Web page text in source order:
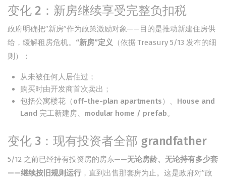
变化 2：新房继续享受完整负扣税
政府明确把”新房”作为政策激励对象——目的是推动新建住房供
给，缓解租房危机。 “新房”定义 （依据 Treasury 5/13 发布的细
则）：
从未被任何人居住过；
购买时由开发商首次卖出；
包括公寓楼花（off-the-plan apartments）、House and
Land 完工新建房、modular home / prefab。
变化 3：现有投资者全部 grandfather
5/12 之前已经持有投资房的房东——无论房龄、无论持有多少套
——继续按旧规则运行，直到出售那套房为止。这是政府对”政